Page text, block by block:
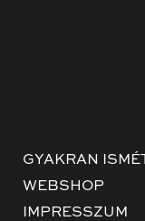
GYAKRAN
WEBSHOP
IMPRESSZUM